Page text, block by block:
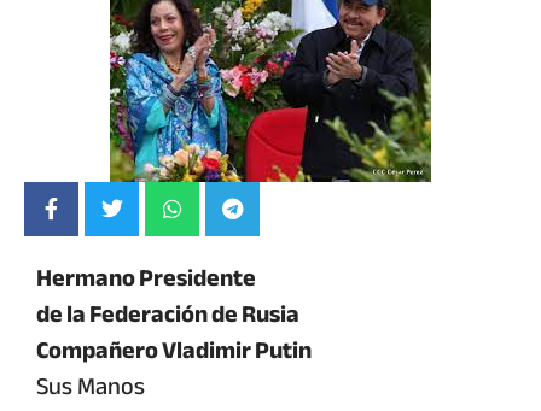
Hermano Presidente
de la Federación de Rusia
CompañeroVladimir Putin
Sus Manos